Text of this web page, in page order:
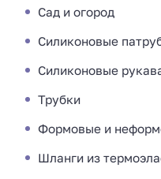
Сад и огород
Силиконовые
Силиконовые
Трубки
Формовые и
Шланги из